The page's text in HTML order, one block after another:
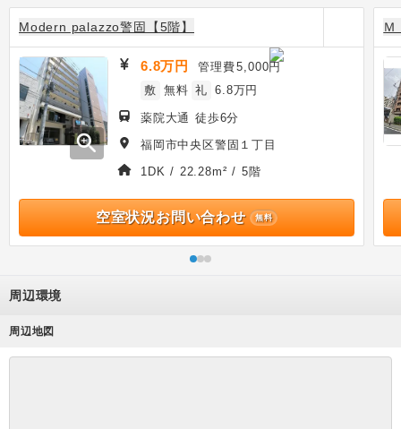
Modern palazzo警固【5階】
zoom_in
6.8万円 管理費5,000円
敷 無料 礼 6.8万円
薬院大通 徒歩6分
福岡市中央区警固１丁目
1DK / 22.28m² / 5階
空室状況お問い合わせ 無料
Ｍ
周辺環境
周辺地図